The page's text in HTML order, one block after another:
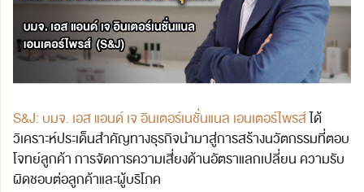
S&J: บมจ. เอส แอนด์ เจ อินเตอร์เนชั่นแนล เอนเตอร์ไพรส์ได้
วิเคราะห์ประเด็นสำคัญทางธุรกิจนำมาสู่การสร้างนวัตกรรมที่ตอบ
โจทย์ลูกค้า การจัดการความเสี่ยงด้านอัตราแลกเปลี่ยน ความรับ
ผิดชอบต่อลูกค้าและผู้บริโภค